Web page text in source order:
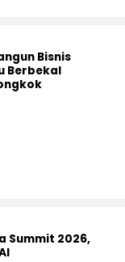
Bisnis
Berbekal
Summit 2026,